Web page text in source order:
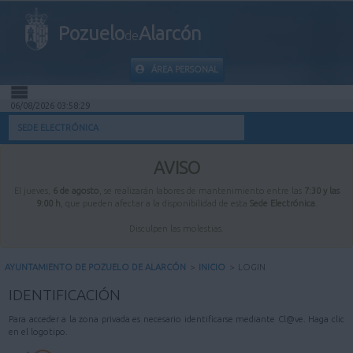
PozuelodeAlarcón
ÁREA PERSONAL
INICIO
INFORMACIÓN PÚBLICA
MI CARPETA
06/08/2026 03:58:29
SEDE ELECTRÓNICA
AVISO
El jueves, 6 de agosto , se realizarán labores de mantenimiento entre las
7:30 y las
9:00 h , que pueden afectar a la disponibilidad de esta Sede Electrónica
Disculpen las molestias.
AYUNTAMIENTO DE POZUELO DE ALARCÓN > INICIO > LOGIN
IDENTIFICACIÓN
Para acceder a la zona privada es necesario identificarse mediante Cl@ve. Haga clic
en el logotipo.